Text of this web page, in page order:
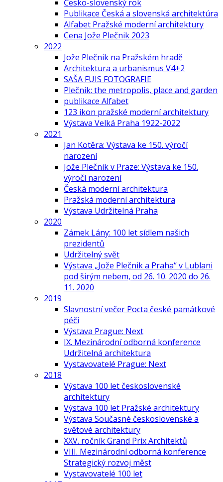
Česko-slovenský rok
Publikace Česká a slovenská architektúra
Alfabet Pražské moderní architektury
Cena Jože Plečnik 2023
2022
Jože Plečnik na Pražském hradě
Architektura a urbanismus V4+2
SAŠA FUIS FOTOGRAFIE
Plečnik: the metropolis, place and garden
publikace Alfabet
123 ikon pražské moderní architektury
Výstava Velká Praha 1922-2022
2021
Jan Kotěra: Výstava ke 150. výročí
narození
Jože Plečnik v Praze: Výstava ke 150.
výročí narození
Česká moderní architektura
Pražská moderní architektura
Výstava Udržitelná Praha
2020
Zámek Lány: 100 let sídlem našich
prezidentů
Udržitelný svět
Výstava „Jože Plečnik a Praha“ v Lublani
pod širým nebem, od 26. 10. 2020 do 26.
11. 2020
2019
Slavnostní večer Pocta české památkové
péči
Výstava Prague: Next
IX. Mezinárodní odborná konference
Udržitelná architektura
Vystavovatelé Prague: Next
2018
Výstava 100 let československé
architektury
Výstava 100 let Pražské architektury
Výstava Současné československé a
světové architektury
XXV. ročník Grand Prix Architektů
VIII. Mezinárodní odborná konference
Strategický rozvoj měst
Vystavovatelé 100 let